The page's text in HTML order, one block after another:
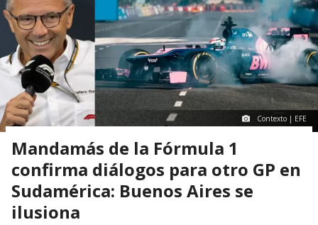
Contexto | EFE
Mandamás de la Fórmula 1
confirma diálogos para otro GP en
Sudamérica: Buenos Aires se
ilusiona